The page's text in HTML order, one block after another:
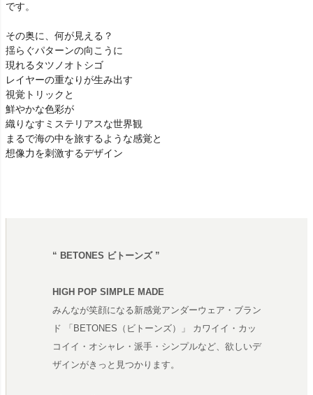
です。
その奥に、何が見える？
揺らぐパターンの向こうに
現れるタツノオトシゴ
レイヤーの重なりが生み出す
視覚トリックと
鮮やかな色彩が
織りなすミステリアスな世界観
まるで海の中を旅するような感覚と
想像力を刺激するデザイン
“ BETONES ビトーンズ ”
HIGH POP SIMPLE MADE
みんなが笑顔になる新感覚アンダーウェア・ブラン
ド 「BETONES（ビトーンズ）」 カワイイ・カッ
コイイ・オシャレ・派手・シンプルなど、欲しいデ
ザインがきっと見つかります。